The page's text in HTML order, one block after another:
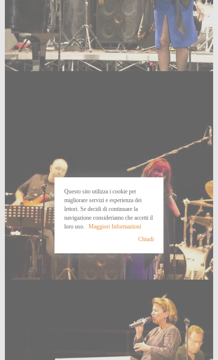
Questo sito utilizza i cookie per
migliorare servizi e esperienza dei
lettori. Se decidi di continuare la
navigazione consideriamo che accetti il
loro uso.
Maggiori Informazioni
Chiudi